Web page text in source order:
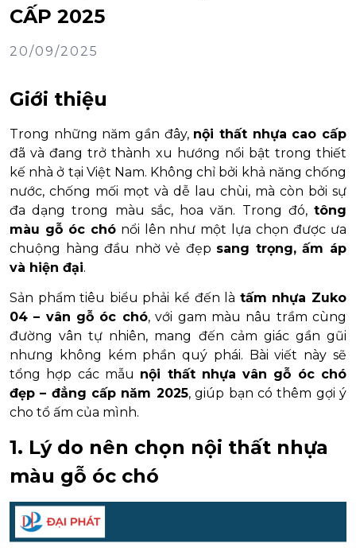
CẤP 2025
20/09/2025
Giới thiệu
Trong những năm gần đây, nội thất nhựa cao cấp
đã và đang trở thành xu hướng nổi bật trong thiết
kế nhà ở tại Việt Nam. Không chỉ bởi khả năng chống
nước, chống mối mọt và dễ lau chùi, mà còn bởi sự
đa dạng trong màu sắc, hoa văn. Trong đó, tông
màu gỗ óc chónổi lên như một lựa chọn được ưa
chuộng hàng đầu nhờ vẻ đẹp sang trọng, ấm áp
và hiện đại.
Sản phẩm tiêu biểu phải kể đến là tấm nhựa Zuko
04 – vân gỗ óc chó, với gam màu nâu trầm cùng
đường vân tự nhiên, mang đến cảm giác gần gũi
nhưng không kém phần quý phái. Bài viết này sẽ
tổng hợp các mẫu nội thất nhựa vân gỗ óc chó
đẹp – đẳng cấp năm 2025, giúp bạn có thêm gợi ý
cho tổ ấm của mình.
1. Lý do nên chọn nội thất nhựa
màu gỗ óc chó